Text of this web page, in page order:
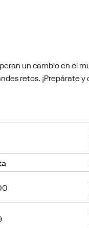
un cambio en el
retos. ¡Prepárate